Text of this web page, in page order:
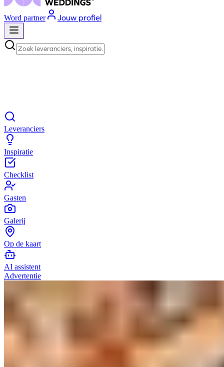
Word partner Jouw profiel
Zoek leveranciers, inspiratie...
Leveranciers
Inspiratie
Checklist
Gasten
Galerij
Op de kaart
AI assistent
Advertentie